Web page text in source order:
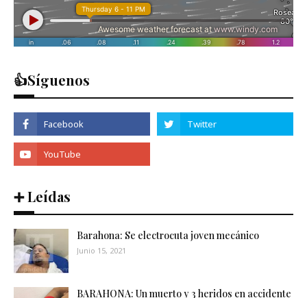
👍Síguenos
➕ Leídas
Barahona: Se electrocuta joven mecánico
Junio 15, 2021
BARAHONA: Un muerto y 3 heridos en accidente